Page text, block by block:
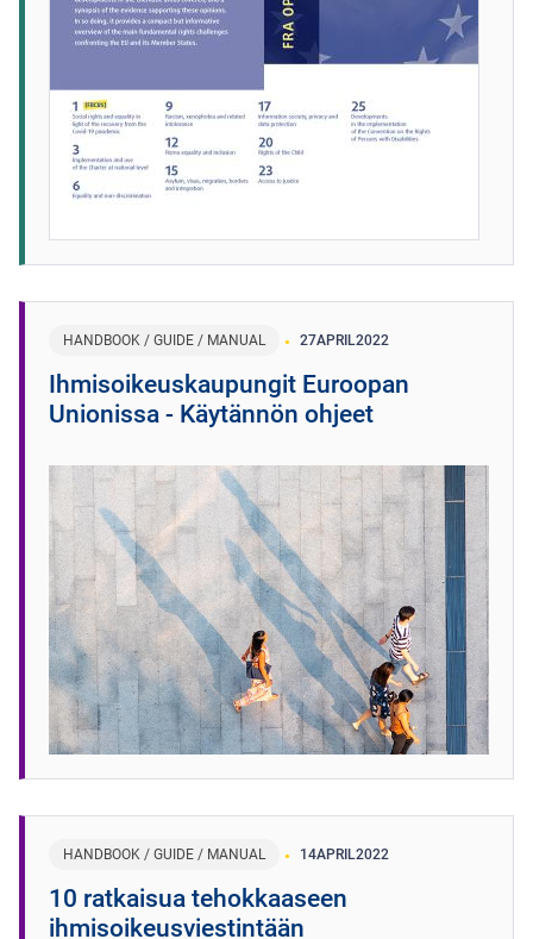
HANDBOOK / GUIDE / MANUAL 27APRIL2022
Ihmisoikeuskaupungit Euroopan
Unionissa - Käytännön ohjeet
HANDBOOK / GUIDE / MANUAL 14APRIL2022
10 ratkaisua tehokkaaseen
ihmisoikeusviestintään